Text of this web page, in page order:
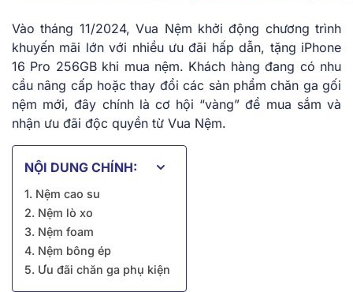
Vào tháng 11/2024, Vua Nệm khởi động chương trình
khuyến mãi lớn với nhiều ưu đãi hấp dẫn, tặng iPhone
16 Pro 256GB khi mua nệm. Khách hàng đang có nhu
cầu nâng cấp hoặc thay đổi các sản phẩm chăn ga gối
nệm mới, đây chính là cơ hội “vàng” để mua sắm và
nhận ưu đãi độc quyền từ Vua Nệm.
NỘI DUNG CHÍNH:
1. Nệm cao su
2. Nệm lò xo
3. Nệm foam
4. Nệm bông ép
5. Ưu đãi chăn ga phụ kiện